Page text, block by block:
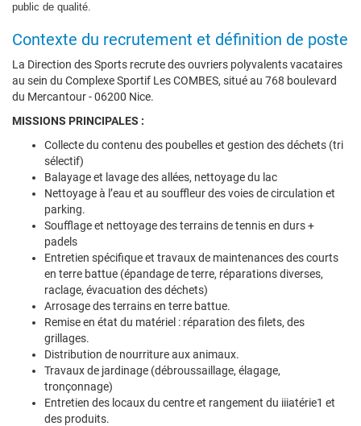
public de qualité.
Contexte du recrutement et définition de poste
La Direction des Sports recrute des ouvriers polyvalents vacataires
au sein du Complexe Sportif Les COMBES, situé au 768 boulevard
du Mercantour - 06200 Nice.
MISSIONS PRINCIPALES :
Collecte du contenu des poubelles et gestion des déchets (tri
sélectif)
Balayage et lavage des allées, nettoyage du lac
Nettoyage à l’eau et au souffleur des voies de circulation et
parking.
Soufflage et nettoyage des terrains de tennis en durs +
padels
Entretien spécifique et travaux de maintenances des courts
en terre battue (épandage de terre, réparations diverses,
raclage, évacuation des déchets)
Arrosage des terrains en terre battue.
Remise en état du matériel : réparation des filets, des
grillages.
Distribution de nourriture aux animaux.
Travaux de jardinage (débroussaillage, élagage,
tronçonnage)
Entretien des locaux du centre et rangement du iiiatérie1 et
des produits.